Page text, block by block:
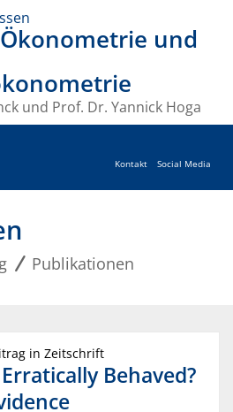
und
und Prof. Dr. Yannick Hoga
Kontakt Social Media
Publikationen
in Zeitschrift
Behaved?